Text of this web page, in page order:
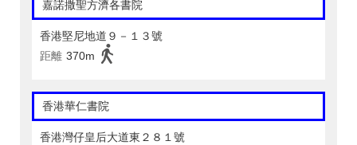
嘉諾撒聖方濟各書院
香港堅尼地道９－１３號
距離 370m
香港華仁書院
香港灣仔皇后大道東２８１號